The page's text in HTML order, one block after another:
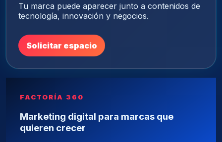
Tu marca puede aparecer junto a contenidos de
tecnología, innovación y negocios.
Solicitar espacio
FACTORÍA 360
Marketing digital para marcas que
quieren crecer